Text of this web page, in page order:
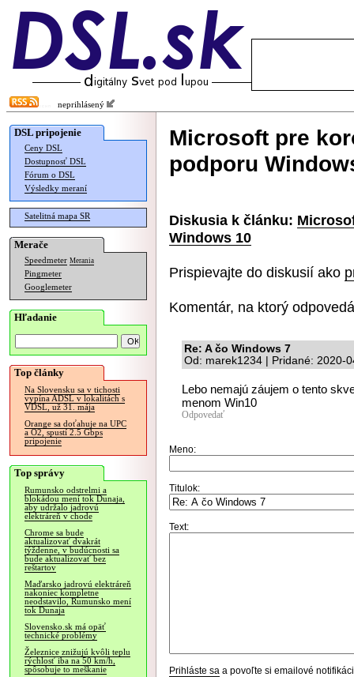
neprihlásený
DSL pripojenie
Ceny DSL
Dostupnosť DSL
Fórum o DSL
Výsledky meraní
Satelitná mapa SR
Merače
Speedmeter Merania
Pingmeter
Googlemeter
Hľadanie
Top články
Na Slovensku sa v tichosti
vypína ADSL v lokalitách s
VDSL, už 31. mája
Orange sa doťahuje na UPC
a O2, spustí 2.5 Gbps
pripojenie
Top správy
Rumunsko odstrelmi a
blokádou mení tok Dunaja,
aby udržalo jadrovú
elektráreň v chode
Chrome sa bude
aktualizovať dvakrát
týždenne, v budúcnosti sa
bude aktualizovať bez
reštartov
Maďarsko jadrovú elektráreň
nakoniec kompletne
neodstavilo, Rumunsko mení
tok Dunaja
Slovensko.sk má opäť
technické problémy
Železnice znižujú kvôli teplu
rýchlosť iba na 50 km/h,
spôsobuje to meškanie
Microsoft pre
podporu
Diskusia k článku:
Windows 10
Prispievajte do diskusií ako
Komentár, na ktorý
Re: A čo Windows 7
Od: marek1234 | Pridané: 2020-
Lebo nemajú záujem o tento
menom Win10
Odpovedať
Meno:
Titulok:
Text:
Prihláste sa a povoľte si emailové